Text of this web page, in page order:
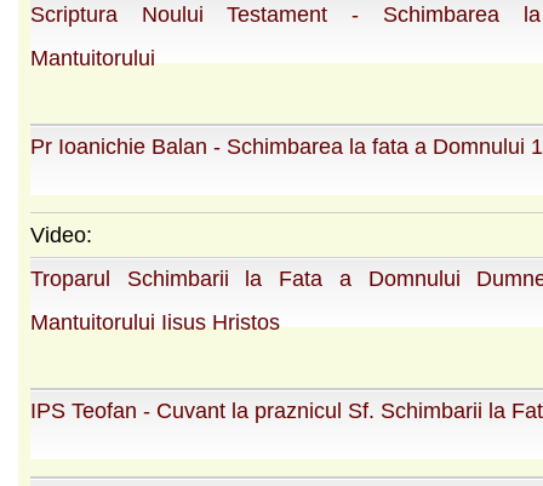
Scriptura Noului Testament - Schimbarea
Mantuitorului
Pr Ioanichie Balan - Schimbarea la fata a Domnului
Video:
Troparul Schimbarii la Fata a Domnului
Mantuitorului Iisus Hristos
IPS Teofan - Cuvant la praznicul Sf. Schimbarii la